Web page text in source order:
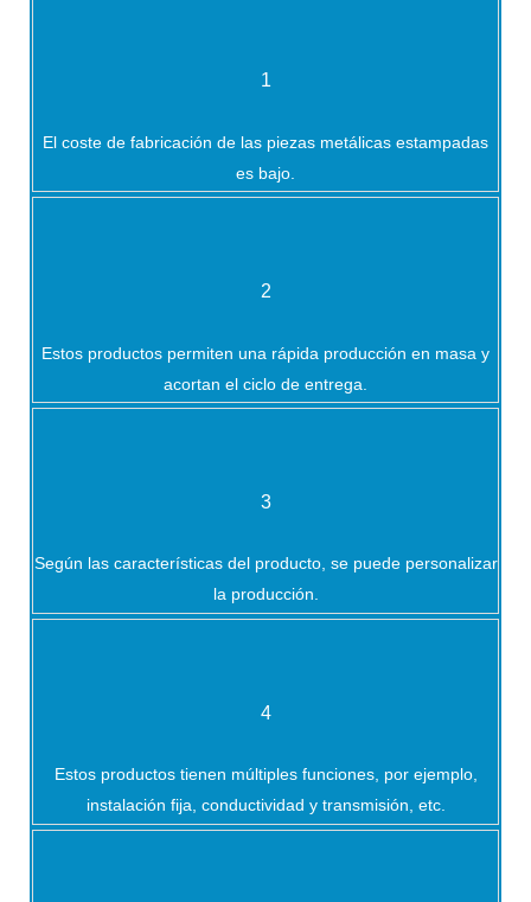
1
El coste de fabricación de las piezas metálicas estampadas
es bajo.
2
Estos productos permiten una rápida producción en masa y
acortan el ciclo de entrega.
3
Según las características del producto, se puede personalizar
la producción.
4
Estos productos tienen múltiples funciones, por ejemplo,
instalación fija, conductividad y transmisión, etc.